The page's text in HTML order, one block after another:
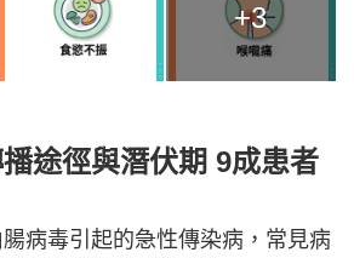
+3
途徑與潛伏期 9成患者
病毒引起的急性傳染病，常見病